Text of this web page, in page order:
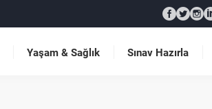
Yaşam & Sağlık Sınav Hazırla